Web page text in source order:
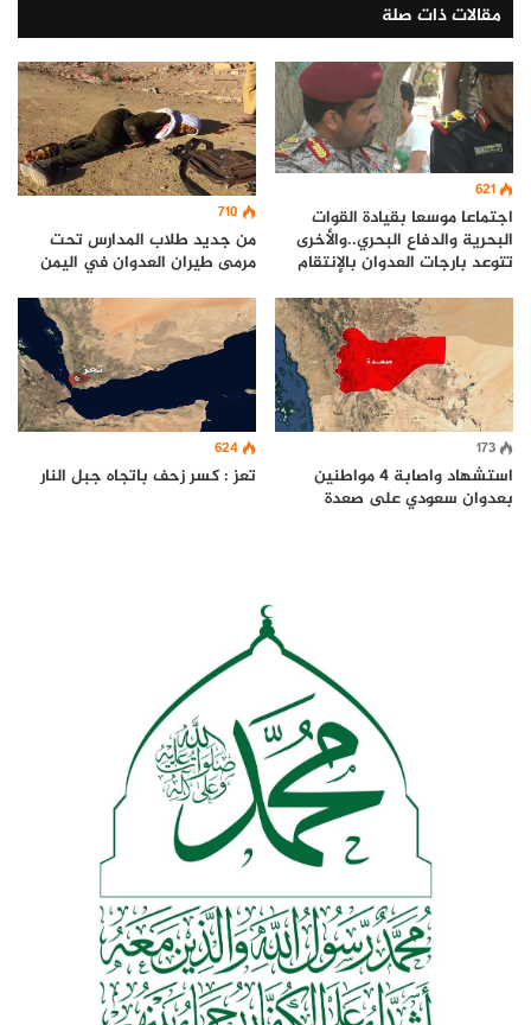
مقالات ذات صلة
621
اجتماعا موسعا بقيادة القوات
البحرية والدفاع البحري..والأخرى
تتوعد بارجات العدوان بالإنتقام
710
من جديد طلاب المدارس تحت
مرمى طيران العدوان في اليمن
173
استشهاد واصابة 4 مواطنين
بعدوان سعودي على صعدة
624
تعز : كسر زحف باتجاه جبل النار